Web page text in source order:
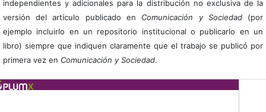
independientes y adicionales para la distribución no exclusiva de la
versión del artículo publicado en Comunicación y Sociedad(por
ejemplo incluirlo en un repositorio institucional o publicarlo en un
libro) siempre que indiquen claramente que el trabajo se publicó por
primera vez en Comunicación y Sociedad.